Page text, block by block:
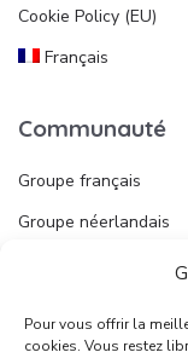
Pour vous offrir la
cookies. Vous restez
Cookie Policy (EU)
Français
Communauté
Groupe français
Groupe néerlandais
Publier une annonce